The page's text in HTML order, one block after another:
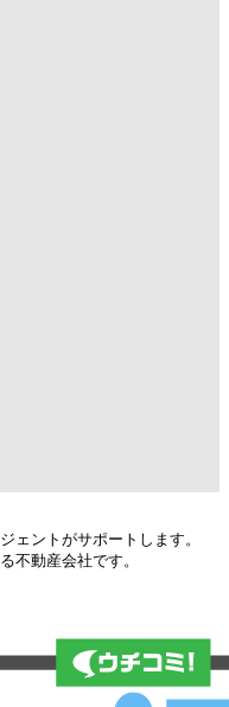
ェントがサポートします。
不動産会社です。